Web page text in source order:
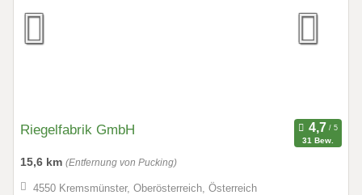
Riegelfabrik GmbH
31 Bew.
15,6 km (Entfernung von Pucking)
4550 Kremsmünster, Oberösterreich, Österreich